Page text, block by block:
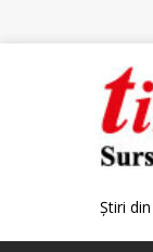
Știri